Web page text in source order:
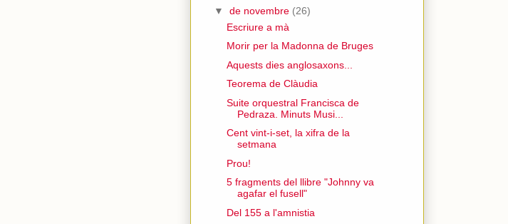
▼ de novembre (26)
Escriure a mà
Morir per la Madonna de Bruges
Aquests dies anglosaxons...
Teorema de Clàudia
Suite orquestral Francisca de
Pedraza. Minuts Musi...
Cent vint-i-set, la xifra de la
setmana
Prou!
5 fragments del llibre "Johnny va
agafar el fusell"
Del 155 a l'amnistia